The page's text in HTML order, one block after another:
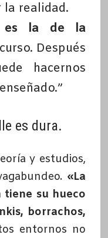
la realidad.
es la de la
Después
hacernos
es dura.
y estudios,
«La
tiene su hueco
borrachos,
entornos no